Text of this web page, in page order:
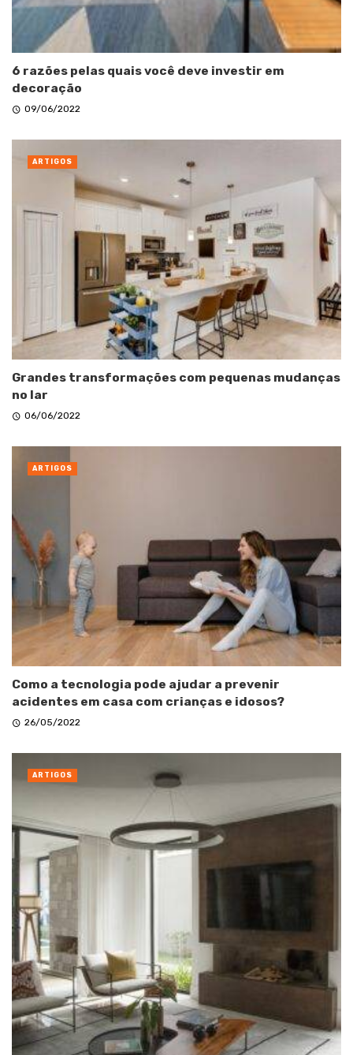
6 razões pelas quais você deve investir em
decoração
09/06/2022
Grandes transformações com pequenas mudanças
no lar
06/06/2022
ARTIGOS
Como a tecnologia pode ajudar a prevenir
acidentes em casa com crianças e idosos?
26/05/2022
ARTIGOS
ARTIGOS